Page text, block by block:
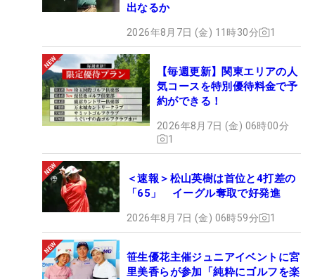
出なるか
2026年8月7日 (金) 11時30分 1
【毎週更新】関東エリアの人
気コースを特別優待料金で予
約ができる！
2026年8月7日 (金) 06時00分
1
＜速報＞松山英樹は首位と4打差の
「65」 イーグル奪取で好発進
2026年8月7日 (金) 06時59分 1
笹生優花主催ジュニアイベントに宮
里美香らが参加「純粋にゴルフを楽